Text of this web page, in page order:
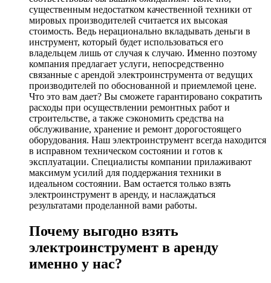
существенным недостатком качественной техники от
мировых производителей считается их высокая
стоимость. Ведь нерационально вкладывать деньги в
инструмент, который будет использоваться его
владельцем лишь от случая к случаю. Именно поэтому
компания предлагает услуги, непосредственно
связанные с арендой электроинструмента от ведущих
производителей по обоснованной и приемлемой цене.
Что это вам дает? Вы сможете гарантировано сократить
расходы при осуществлении ремонтных работ и
строительстве, а также сэкономить средства на
обслуживание, хранение и ремонт дорогостоящего
оборудования. Наш электроинструмент всегда находится
в исправном техническом состоянии и готов к
эксплуатации. Специалисты компании прилаживают
максимум усилий для поддержания техники в
идеальном состоянии. Вам остается только взять
электроинструмент в аренду, и наслаждаться
результатами проделанной вами работы.
Почему выгодно взять
электроинструмент в аренду
именно у нас?